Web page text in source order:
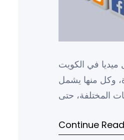
ميديا في الكويت
وكل منها يشمل
المختلفة، حتى
سواء كانت
Continue